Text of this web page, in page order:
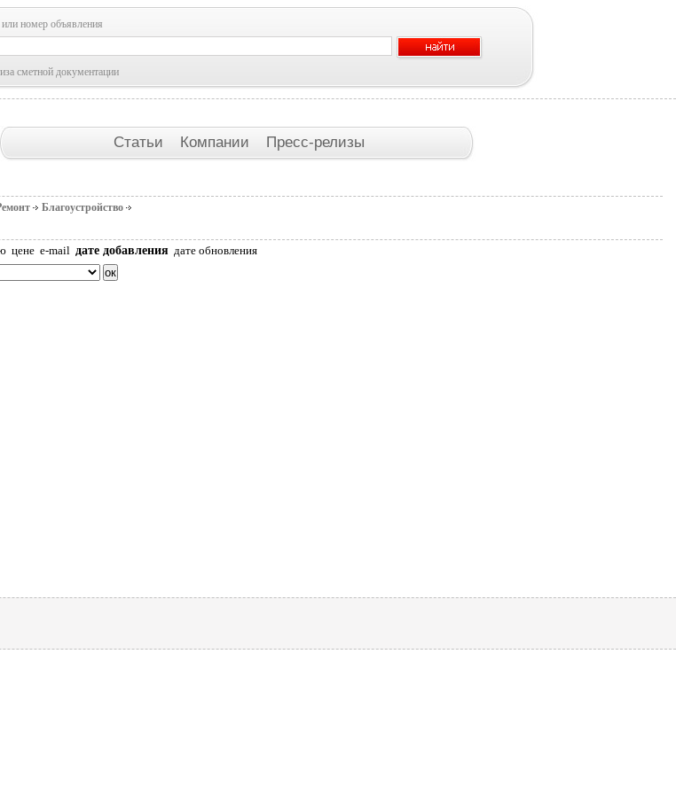
номер объявления
сметной документации
Статьи Компании Пресс-релизы
Благоустройство
цене e-mail дате добавления дате обновления